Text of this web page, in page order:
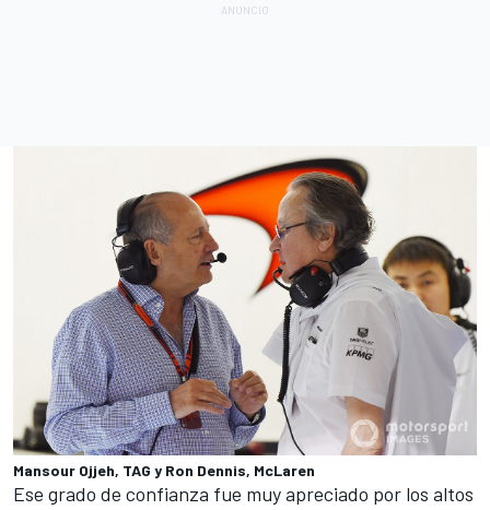
Mansour Ojjeh, TAG y Ron Dennis, McLaren
Ese grado de confianza fue muy apreciado por los altos